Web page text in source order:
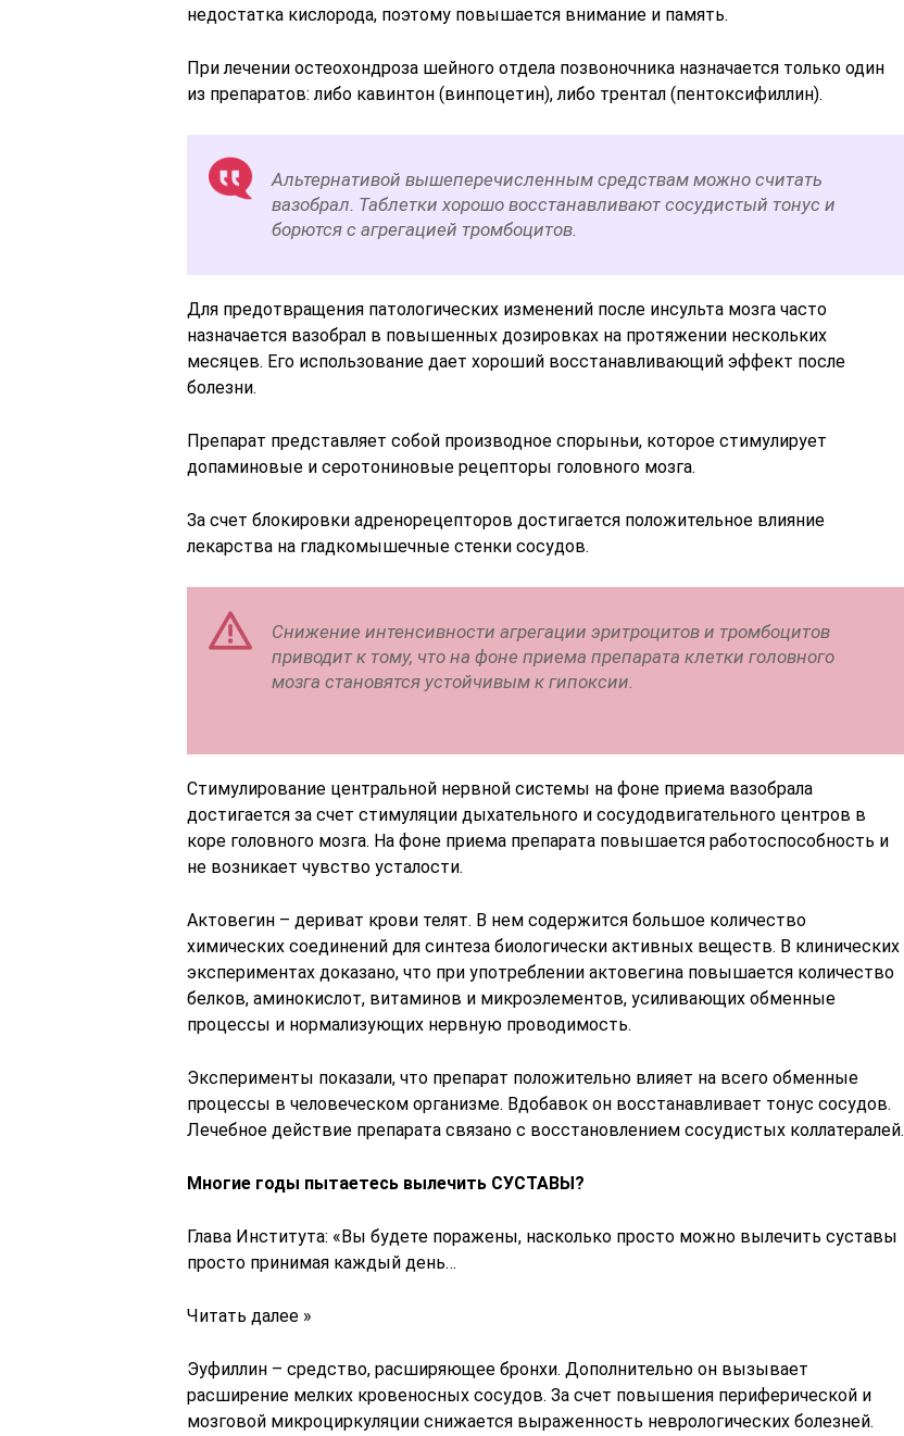
недостатка кислорода, поэтому повышается внимание и память.
При лечении остеохондроза шейного отдела позвоночника назначается только один
из препаратов: либо кавинтон (винпоцетин), либо трентал (пентоксифиллин).
Альтернативой вышеперечисленным средствам можно считать
вазобрал. Таблетки хорошо восстанавливают сосудистый тонус и
борются с агрегацией тромбоцитов.
Для предотвращения патологических изменений после инсульта мозга часто
назначается вазобрал в повышенных дозировках на протяжении нескольких
месяцев. Его использование дает хороший восстанавливающий эффект после
болезни.
Препарат представляет собой производное спорыньи, которое стимулирует
допаминовые и серотониновые рецепторы головного мозга.
За счет блокировки адренорецепторов достигается положительное влияние
лекарства на гладкомышечные стенки сосудов.
Снижение интенсивности агрегации эритроцитов и тромбоцитов
приводит к тому, что на фоне приема препарата клетки головного
мозга становятся устойчивым к гипоксии.
Стимулирование центральной нервной системы на фоне приема вазобрала
достигается за счет стимуляции дыхательного и сосудодвигательного центров в
коре головного мозга. На фоне приема препарата повышается работоспособность и
не возникает чувство усталости.
Актовегин – дериват крови телят. В нем содержится большое количество
химических соединений для синтеза биологически активных веществ. В клинических
экспериментах доказано, что при употреблении актовегина повышается количество
белков, аминокислот, витаминов и микроэлементов, усиливающих обменные
процессы и нормализующих нервную проводимость.
Эксперименты показали, что препарат положительно влияет на всего обменные
процессы в человеческом организме. Вдобавок он восстанавливает тонус сосудов.
Лечебное действие препарата связано с восстановлением сосудистых коллатералей.
Многие годы пытаетесь вылечить СУСТАВЫ?
Глава Института: «Вы будете поражены, насколько просто можно вылечить суставы
просто принимая каждый день…
Читать далее »
Эуфиллин – средство, расширяющее бронхи. Дополнительно он вызывает
расширение мелких кровеносных сосудов. За счет повышения периферической и
мозговой микроциркуляции снижается выраженность неврологических болезней.